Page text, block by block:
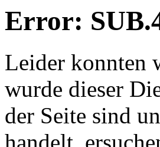
Error:
Leider konnten
wurde dieser
der Seite sind